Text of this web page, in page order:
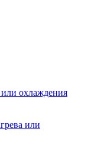
охлаждения
или